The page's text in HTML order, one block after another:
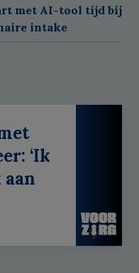
met AI-tool tijd bij
intake
‘Ik